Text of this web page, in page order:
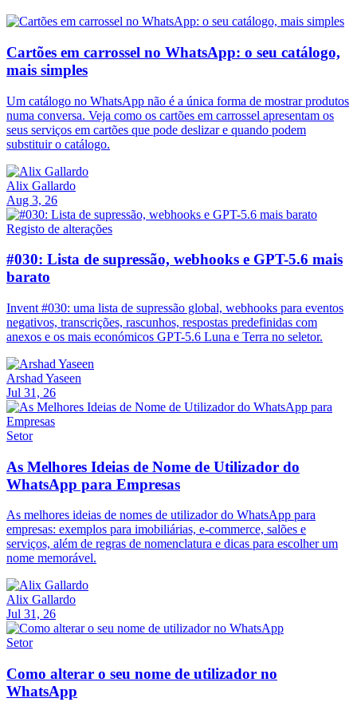
Cartões em carrossel no WhatsApp: o seu catálogo,
mais simples
Um catálogo no WhatsApp não é a única forma de mostrar produtos
numa conversa. Veja como os cartões em carrossel apresentam os
seus serviços em cartões que pode deslizar e quando podem
substituir o catálogo.
Alix Gallardo
Aug 3, 26
Registo de alterações
#030: Lista de supressão, webhooks e GPT-5.6 mais
barato
Invent #030: uma lista de supressão global, webhooks para eventos
negativos, transcrições, rascunhos, respostas predefinidas com
anexos e os mais económicos GPT-5.6 Luna e Terra no seletor.
Arshad Yaseen
Jul 31, 26
Setor
As Melhores Ideias de Nome de Utilizador do
WhatsApp para Empresas
As melhores ideias de nomes de utilizador do WhatsApp para
empresas: exemplos para imobiliárias, e-commerce, salões e
serviços, além de regras de nomenclatura e dicas para escolher um
nome memorável.
Alix Gallardo
Jul 31, 26
Setor
Como alterar o seu nome de utilizador no
WhatsApp